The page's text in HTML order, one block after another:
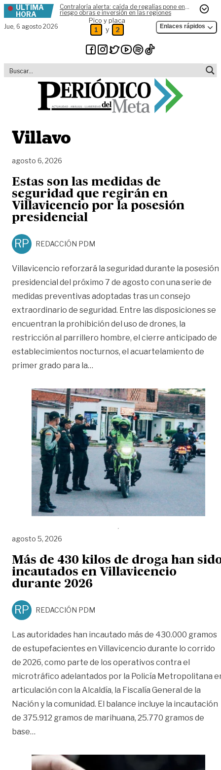
Skip to content
ÚLTIMA
HORA
Contraloría alerta: caída de regalías pone en
riesgo obras e inversión en las regiones
Jue, 6 agosto 2026
Pico y placa
1 y 2 Enlaces rápidos
Villavo
agosto 6, 2026
Estas son las medidas de
seguridad que regirán en
Villavicencio por la posesión
presidencial
RP REDACCIÓN PDM
Villavicencio reforzará la seguridad durante la posesión
presidencial del próximo 7 de agosto con una serie de
medidas preventivas adoptadas tras un consejo
extraordinario de seguridad. Entre las disposiciones se
encuentran la prohibición del uso de drones, la
restricción al parrillero hombre, el cierre anticipado de
establecimientos nocturnos, el acuartelamiento de
primer grado para la…
agosto 5, 2026
Más de 430 kilos de droga han
incautados en Villavicencio
durante 2026
RP REDACCIÓN PDM
Las autoridades han incautado más de 430.000 gramos
de estupefacientes en Villavicencio durante lo corrido
de 2026, como parte de los operativos contra el
microtráfico adelantados por la Policía Metropolitana
articulación con la Alcaldía, la Fiscalía General de la
Nación y la comunidad. El balance incluye la incautación
de 375.912 gramos de marihuana, 25.770 gramos de
base…